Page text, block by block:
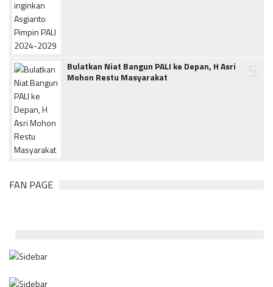
Bulatkan Niat Bangun PALI ke Depan, H Asri
Mohon Restu Masyarakat
FAN PAGE